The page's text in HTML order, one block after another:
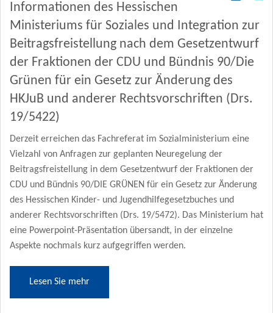
Informationen des Hessischen
Ministeriums für Soziales und Integration zur
Beitragsfreistellung nach dem Gesetzentwurf
der Fraktionen der CDU und Bündnis 90/Die
Grünen für ein Gesetz zur Änderung des
HKJuB und anderer Rechtsvorschriften (Drs.
19/5422)
Derzeit erreichen das Fachreferat im Sozialministerium eine
Vielzahl von Anfragen zur geplanten Neuregelung der
Beitragsfreistellung in dem Gesetzentwurf der Fraktionen der
CDU und Bündnis 90/DIE GRÜNEN für ein Gesetz zur Änderung
des Hessischen Kinder- und Jugendhilfegesetzbuches und
anderer Rechtsvorschriften (Drs. 19/5472). Das Ministerium hat
eine Powerpoint-Präsentation übersandt, in der einzelne
Aspekte nochmals kurz aufgegriffen werden.
Lesen Sie mehr